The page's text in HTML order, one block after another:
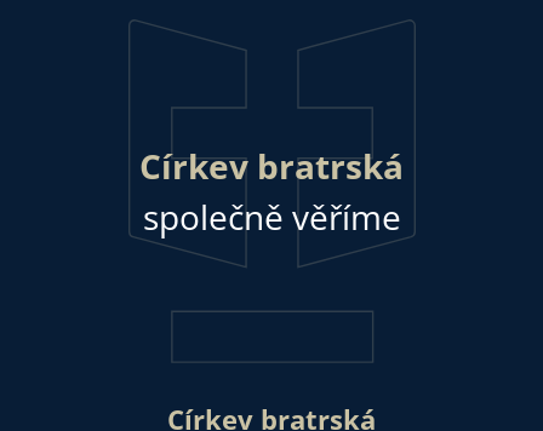
Církev bratrská
společně věříme
Církev bratrská